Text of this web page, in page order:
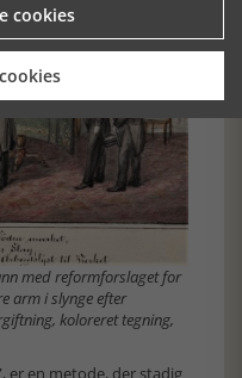
med reformforslaget for
arm i slynge efter
koloreret tegning,
er en metode, der stadig
cookies